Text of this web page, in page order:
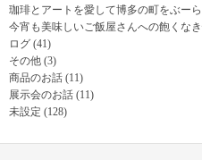
珈琲とアートを愛して博多の町をぶー
今宵も美味しいご飯屋さんへの飽くな
ログ (41)
その他 (3)
商品のお話 (11)
展示会のお話 (11)
未設定 (128)